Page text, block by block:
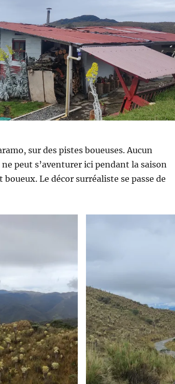
sur des pistes boueuses. Aucun
peut s’aventurer ici pendant la saison
Le décor surréaliste se passe de